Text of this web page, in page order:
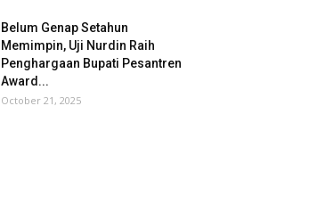
Belum Genap Setahun
Memimpin, Uji Nurdin Raih
Penghargaan Bupati Pesantren
Award...
October 21, 2025